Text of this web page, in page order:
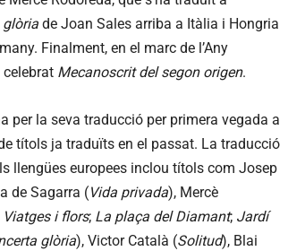
glòria de Joan Sales arriba a Itàlia i Hongria
Finalment, en el marc de l’Any
celebrat Mecanoscrit del segon origen.
per la seva traducció per primera vegada a
títols ja traduïts en el passat. La traducció
llengües europees inclou títols com Josep
de Sagarra (Vida privada), Mercè
Viatges i flors; La plaça del Diamant; Jardí
glòria), Victor Català (Solitud), Blai